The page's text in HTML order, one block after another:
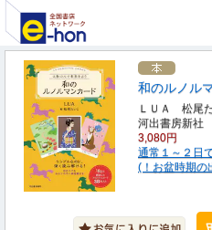
和のルノル
ＬＵＡ 松尾
河出書房新社
3,080円
通常１～２日
(！お盆時期の